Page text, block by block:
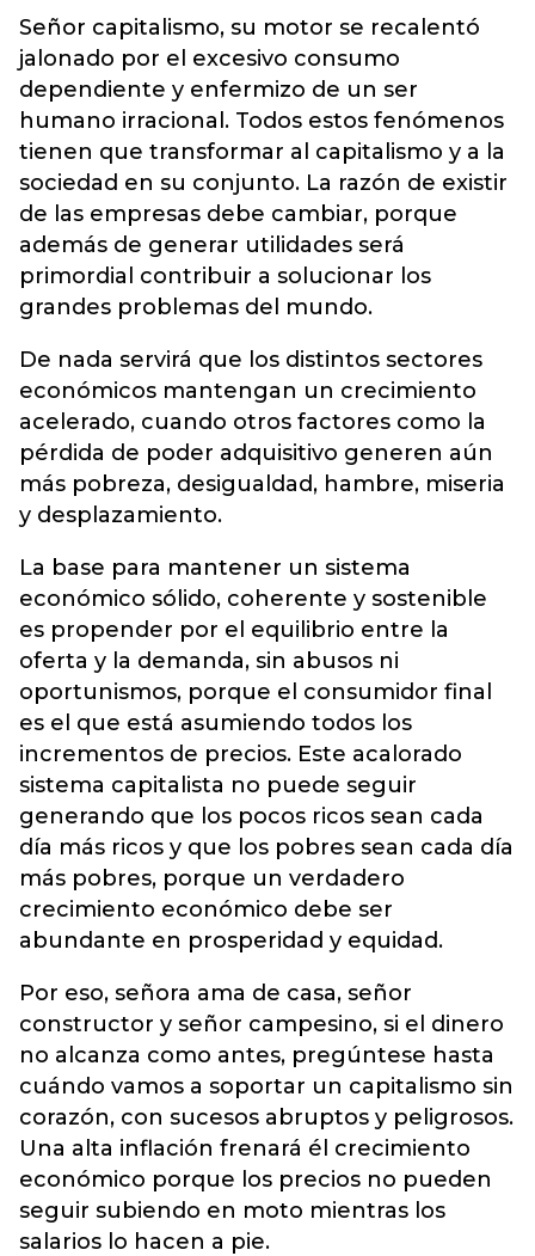
Señor capitalismo, su motor se recalentó
jalonado por el excesivo consumo
dependiente y enfermizo de un ser
humano irracional. Todos estos fenómenos
tienen que transformar al capitalismo y a la
sociedad en su conjunto. La razón de existir
de las empresas debe cambiar, porque
además de generar utilidades será
primordial contribuir a solucionar los
grandes problemas del mundo.
De nada servirá que los distintos sectores
económicos mantengan un crecimiento
acelerado, cuando otros factores como la
pérdida de poder adquisitivo generen aún
más pobreza, desigualdad, hambre, miseria
y desplazamiento.
La base para mantener un sistema
económico sólido, coherente y sostenible
es propender por el equilibrio entre la
oferta y la demanda, sin abusos ni
oportunismos, porque el consumidor final
es el que está asumiendo todos los
incrementos de precios. Este acalorado
sistema capitalista no puede seguir
generando que los pocos ricos sean cada
día más ricos y que los pobres sean cada día
más pobres, porque un verdadero
crecimiento económico debe ser
abundante en prosperidad y equidad.
Por eso, señora ama de casa, señor
constructor y señor campesino, si el dinero
no alcanza como antes, pregúntese hasta
cuándo vamos a soportar un capitalismo sin
corazón, con sucesos abruptos y peligrosos.
Una alta inflación frenará él crecimiento
económico porque los precios no pueden
seguir subiendo en moto mientras los
salarios lo hacen a pie.